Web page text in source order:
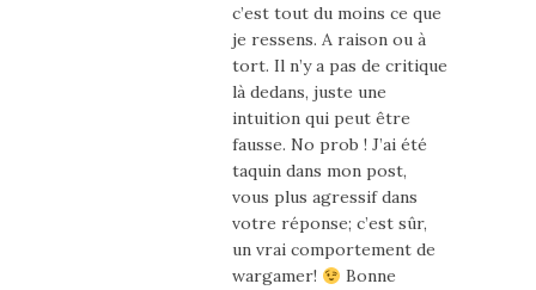
c’est tout du moins ce que
je ressens. A raison ou à
tort. Il n’y a pas de critique
là dedans, juste une
intuition qui peut être
fausse. No prob ! J’ai été
taquin dans mon post,
vous plus agressif dans
votre réponse; c’est sûr,
un vrai comportement de
wargamer!
Bonne